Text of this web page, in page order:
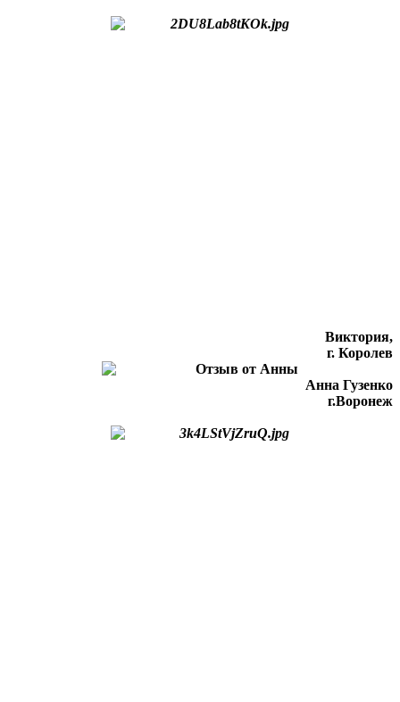
Виктория,
г. Королев
Анна Гузенко
г.Воронеж